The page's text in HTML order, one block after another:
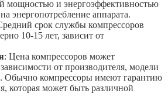
мощностью и энергоэффективностью
энергопотребление аппарата.
срок службы компрессоров
10-15 лет, зависит от
: Цена компрессоров может
от производителя, модели
Обычно компрессоры имеют гарантию
которая может быть различной